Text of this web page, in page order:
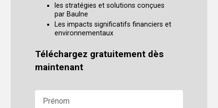
les stratégies et solutions conçues
par Baulne
Les impacts significatifs financiers et
environnementaux
Téléchargez gratuitement dès
maintenant